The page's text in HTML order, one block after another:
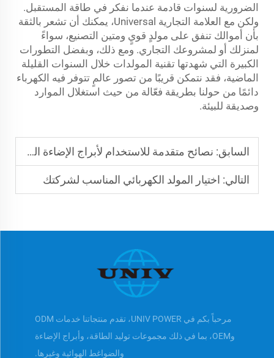
الضرورية لسنوات قادمة عندما نفكر في طاقة المستقبل.
ولكن مع العلامة التجارية Universal، يمكنك أن تشعر بالثقة
بأن أموالك تنفق على مولدٍ قويٍ ومتين التصنيع، سواءً
لمنزلك أو لمشروعك التجاري. ومع ذلك، وبفضل التطورات
الكبيرة التي شهدتها تقنية المولدات خلال السنوات القليلة
الماضية، فقد نتمكن قريبًا من تصور عالمٍ تتوفر فيه الكهرباء
دائمًا من حولنا بطريقة فعّالة من حيث استغلال الموارد
وصديقة للبيئة.
السابق: نصائح متقدمة للاستخدام لأبراج الإضاءة الشمسية المحمولة
التالي: اختيار المولد الكهربائي المناسب لشركتك
مرحباً بكم في UNIV POWER، تقدم منتجاتنا خدمات ODM
وOEM، بما في ذلك مجموعات توليد الطاقة، وأبراج الإضاءة
والضواغط الهوائية وغيرها.